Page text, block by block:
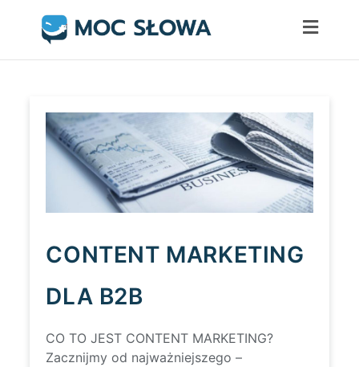
CONTENT MARKETING
DLA B2B
CO TO JEST CONTENT MARKETING?
Zacznijmy od najważniejszego –